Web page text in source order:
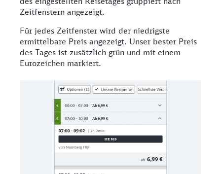
Zeitfenstern angezeigt.
Für jedes Zeitfenster wird der niedrigste
ermittelbare Preis angezeigt. Unser bester Preis
des Tages ist zusätzlich grün und mit einem
Eurozeichen markiert.